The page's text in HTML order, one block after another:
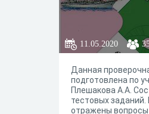
11.05.2020
Данная
подготовлена по
Плешакова А.А.
тестовых заданий.
отражены